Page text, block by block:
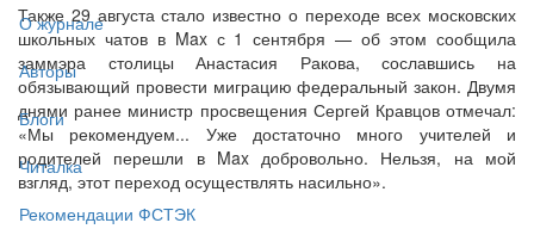
О журнале
Авторы
Блоги
Читалка
Рекомендации ФСТЭК
Также 29 августа стало известно о переходе всех московских
школьных чатов в Max с 1 сентября — об этом сообщила
заммэра столицы Анастасия Ракова, сославшись на
обязывающий провести миграцию федеральный закон. Двумя
днями ранее министр просвещения Сергей Кравцов отмечал:
«Мы рекомендуем... Уже достаточно много учителей и
родителей перешли в Max добровольно. Нельзя, на мой
взгляд, этот переход осуществлять насильно».